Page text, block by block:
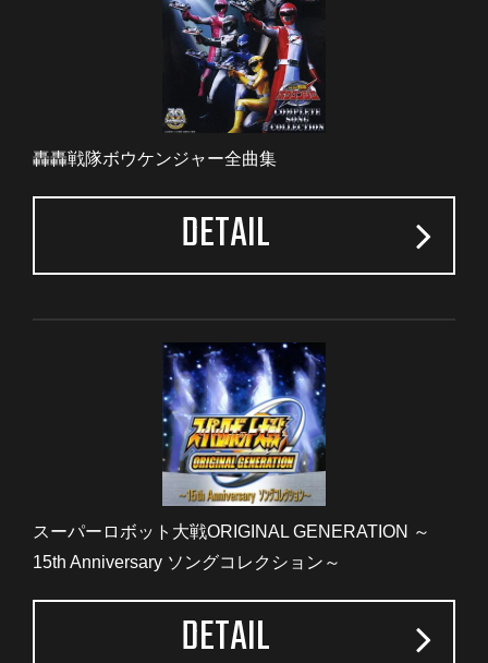
轟轟戦隊ボウケンジャー全曲集
DETAIL
スーパーロボット大戦ORIGINAL GENERATION ～
15th Anniversary ソングコレクション～
DETAIL